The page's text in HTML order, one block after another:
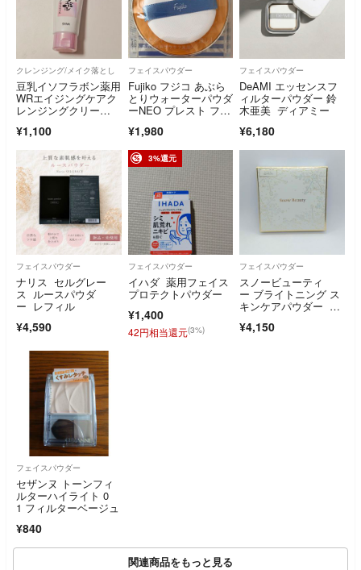
クレンジング/メイク落とし
豆乳イソフラボン薬用
WRエイジングケアク
レンジングクリー
¥1,100
フェイスパウダー
Fujiko フジコ あぶら
とりウォーターパウダ
ーNEO プレスト フェ
き
¥1,980
フェイスパウダー
DeAMI エッセンスフ
ィルターパウダー 鈴
木亜美 ディアミー
¥6,180
フェイスパウダー
ナリス セルグレー
ス ルースパウダ
ー レフィル
¥4,590
3%還元
フェイスパウダー
イハダ 薬用フェイス
プロテクトパウダー
¥1,400
42円相当還元(3%)
フェイスパウダー
スノービューティ
ー ブライトニング ス
キンケアパウダー レ
¥4,150
フェイスパウダー
セザンヌ トーンフィ
ルターハイライト 0
1 フィルターベージュ
¥840
関連商品をもっと見る